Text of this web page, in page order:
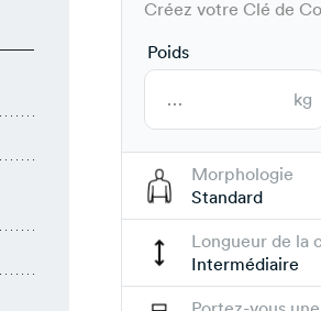
Créez votre Clé de
Poids
kg
Morphologie
Standard
Longueur de la
Intermédiaire